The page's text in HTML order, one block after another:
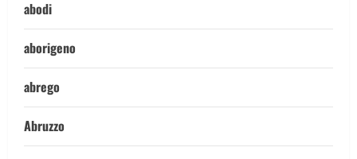
abodi
aborigeno
abrego
Abruzzo